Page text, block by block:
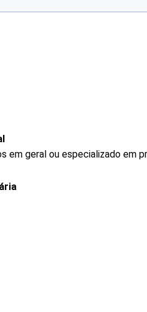
em geral ou especializado em